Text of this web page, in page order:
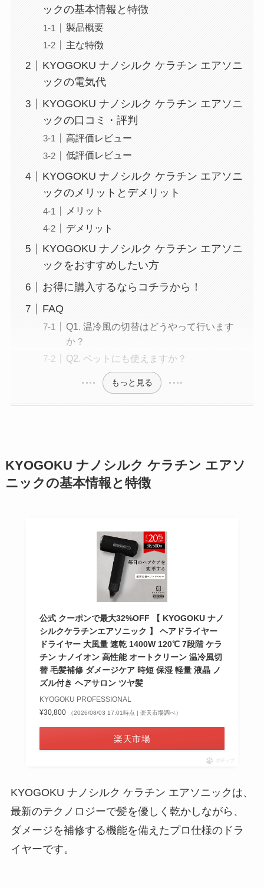
ックの基本情報と特徴
製品概要
主な特徴
KYOGOKU ナノシルク ケラチン エアソニ
ックの電気代
KYOGOKU ナノシルク ケラチン エアソニ
ックの口コミ・評判
高評価レビュー
低評価レビュー
KYOGOKU ナノシルク ケラチン エアソニ
ックのメリットとデメリット
メリット
デメリット
KYOGOKU ナノシルク ケラチン エアソニ
ックをおすすめしたい方
お得に購入するならコチラから！
FAQ
Q1. 温冷風の切替はどうやって行います
か？
Q2. ペットにも使えますか？
もっと見る
KYOGOKU ナノシルク ケラチン エアソ
ニックの基本情報と特徴
公式 クーポンで最大32%OFF 【 KYOGOKU ナノ
シルクケラチンエアソニック 】 ヘアドライヤー
ドライヤー 大風量 速乾 1400W 120℃ 7段階 ケラ
チン ナノイオン 高性能 オートクリーン 温冷風切
替 毛髪補修 ダメージケア 時短 保湿 軽量 液晶 ノ
ズル付き ヘアサロン ツヤ髪
KYOGOKU PROFESSIONAL
¥30,800
（2026/08/03 17:01時点 | 楽天市場調べ）
楽天市場
ポチップ
KYOGOKU ナノシルク ケラチン エアソニックは、
最新のテクノロジーで髪を優しく乾かしながら、
ダメージを補修する機能を備えたプロ仕様のドラ
イヤーです。